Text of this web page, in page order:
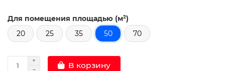
Для помещения площадью (м²)
20
25 35 50 70
В корзину